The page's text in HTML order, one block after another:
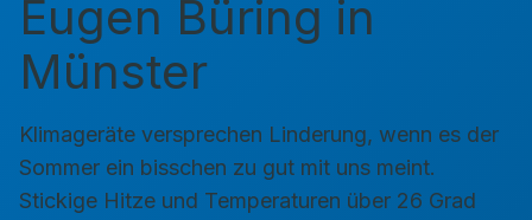
Eugen Büring in
Münster
Klimageräte versprechen Linderung, wenn es der
Sommer ein bisschen zu gut mit uns meint.
Stickige Hitze und Temperaturen über 26 Grad